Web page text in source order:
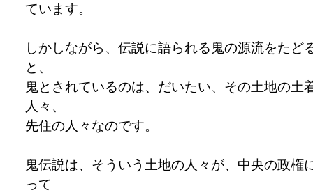
ています。
しかしながら、伝説に語られる鬼の源流をたど
と、
鬼とされているのは、だいたい、その土地の土
人々、
先住の人々なのです。
鬼伝説は、そういう土地の人々が、中央の政権
って